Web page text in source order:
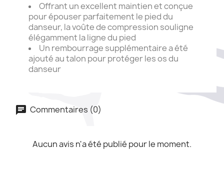
Offrant un excellent maintien et conçue
pour épouser parfaitement le pied du
danseur, la voûte de compression souligne
élégamment la ligne du pied
Un rembourrage supplémentaire a été
ajouté au talon pour protéger les os du
danseur
Commentaires (0)
Aucun avis n'a été publié pour le moment.